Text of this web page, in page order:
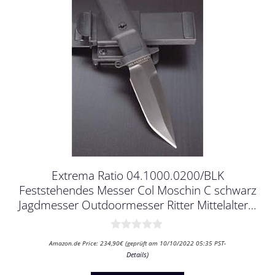
Extrema Ratio 04.1000.0200/BLK
Feststehendes Messer Col Moschin C schwarz
Jagdmesser Outdoormesser Ritter Mittelalter…
v
Amazon.de Price: 234,90€ (geprüft am 10/10/2022 05:35 PST-
Details)